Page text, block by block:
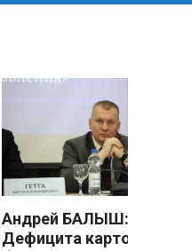
Андрей БАЛЫШ:
Дефицита картофеля не